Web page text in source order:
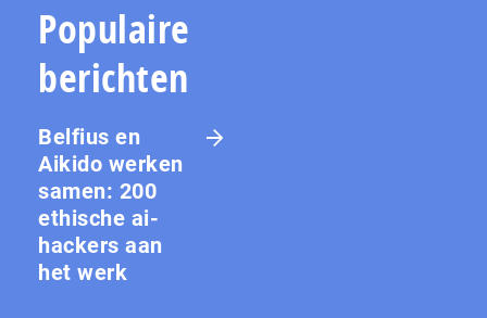
Populaire
berichten
Belfius en
Aikido werken
samen: 200
ethische ai-
hackers aan
het werk